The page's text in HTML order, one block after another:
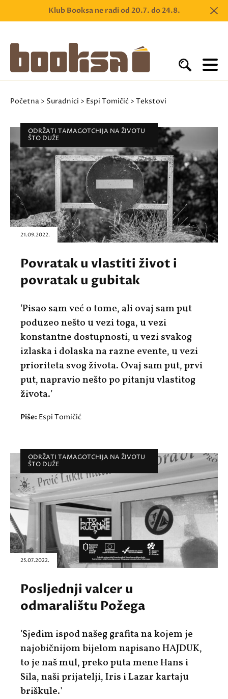
Klub Booksa ne radi od 20.7. do 24.8.
Početna > Suradnici > Espi Tomičić > Tekstovi
ODRŽATI TAMAGOTCHIJA NA ŽIVOTU
ŠTO DUŽE
21.09.2022.
Povratak u vlastiti život i
povratak u gubitak
'Pisao sam već o tome, ali ovaj sam put
poduzeo nešto u vezi toga, u vezi
konstantne dostupnosti, u vezi svakog
izlaska i dolaska na razne evente, u vezi
prioriteta svog života. Ovaj sam put, prvi
put, napravio nešto po pitanju vlastitog
života.'
Piše: Espi Tomičić
ODRŽATI TAMAGOTCHIJA NA ŽIVOTU
ŠTO DUŽE
25.07.2022.
Posljednji valcer u
odmaralištu Požega
'Sjedim ispod našeg grafita na kojem je
najobičnijom bijelom napisano HAJDUK,
to je naš mul, preko puta mene Hans i
Sila, naši prijatelji, Iris i Lazar kartaju
briškule.'